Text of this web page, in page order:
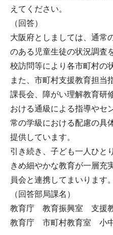
えてください。
（回答）
大阪府としましては、通常
のある児童生徒の状況調査
校訪問等により各市町村の
また、市町村支援教育担当
課長会、障がい理解教育研
おける通級による指導やセ
常の学級における配慮の具
提供しています。
引き続き、子ども一人ひと
きめ細やかな教育が一層充
員会と連携してまいります。
（回答部局課名）
教育庁 教育振興室 支援
教育庁 市町村教育室 小